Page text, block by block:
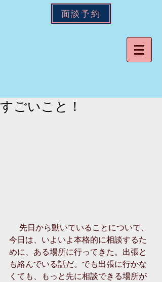
面談予約
すごいこと！
今日は、いよいよ本格的に相談するた
めに、ある場所に行ってきた。出張と
も絡んでいる話だ。でも出張に行かな
くても、もっと先に相談できる場所が